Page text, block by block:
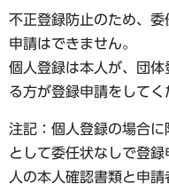
不正登録防止のため、
申請はできません。
個人登録は本人 が、
団体
る方が登録申請をしてく
注記：個人登録の場合
として委任状なしで登
人の本人確認書類と申